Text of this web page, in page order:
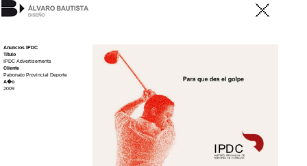
Anuncios IPDC
Título
IPDC Advertisements
Cliente
Patronato Provincial Deporte
A�o
2009